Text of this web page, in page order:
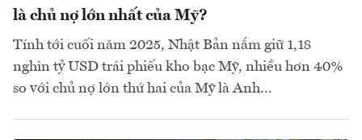
là chủ nợ lớn nhất của Mỹ?
Tính tới cuối năm 2025, Nhật Bản nắm giữ 1,18
nghìn tỷ USD trái phiếu kho bạc Mỹ, nhiều hơn 40%
so với chủ nợ lớn thứ hai của Mỹ là Anh...